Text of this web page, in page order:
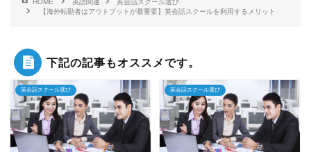
【海外転勤者はアウトプットが最重要】英会話スクールを利用するメリット
下記の記事もオススメです。
英会話スクール選び 英会話スクール選び